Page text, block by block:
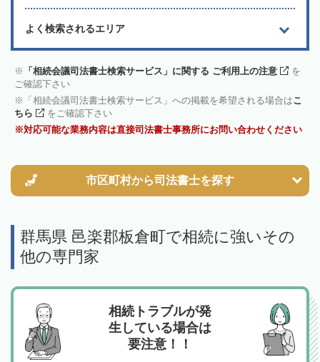
よく検索されるエリア
「相続会議司法書士検索サービス」に関する ご利用上の注意
を
ご確認下さい
「相続会議司法書士検索サービス」への掲載を希望される場合はこ
ちら
をご確認下さい
対応可能な業務内容は直接司法書士事務所にお問い合わせください
市区町村から司法書士を探す
群馬県 邑楽郡板倉町で相続に強いその
他の専門家
相続トラブルが発
生している場合は
要注意！！